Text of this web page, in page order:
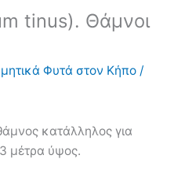
tinus). Θάμνοι
Φυτά στον Κήπο /
κατάλληλος για
μέτρα ύψος.